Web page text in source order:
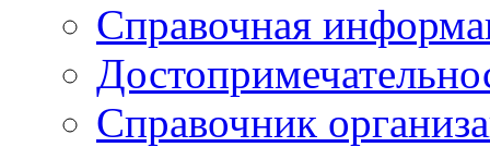
Справочная
Справочник